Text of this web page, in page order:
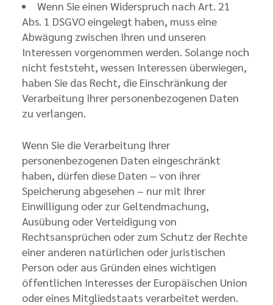
Wenn Sie einen Widerspruch nach Art. 21
Abs. 1 DSGVO eingelegt haben, muss eine
Abwägung zwischen Ihren und unseren
Interessen vorgenommen werden. Solange noch
nicht feststeht, wessen Interessen überwiegen,
haben Sie das Recht, die Einschränkung der
Verarbeitung Ihrer personenbezogenen Daten
zu verlangen.
Wenn Sie die Verarbeitung Ihrer
personenbezogenen Daten eingeschränkt
haben, dürfen diese Daten – von ihrer
Speicherung abgesehen – nur mit Ihrer
Einwilligung oder zur Geltendmachung,
Ausübung oder Verteidigung von
Rechtsansprüchen oder zum Schutz der Rechte
einer anderen natürlichen oder juristischen
Person oder aus Gründen eines wichtigen
öffentlichen Interesses der Europäischen Union
oder eines Mitgliedstaats verarbeitet werden.